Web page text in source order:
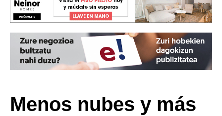
Menos nubes y más